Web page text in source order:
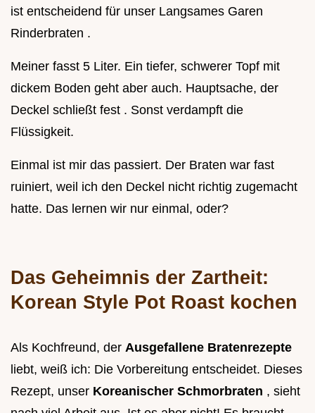
ist entscheidend für unser Langsames Garen
Rinderbraten .
Meiner fasst 5 Liter. Ein tiefer, schwerer Topf mit
dickem Boden geht aber auch. Hauptsache, der
Deckel schließt fest . Sonst verdampft die
Flüssigkeit.
Einmal ist mir das passiert. Der Braten war fast
ruiniert, weil ich den Deckel nicht richtig zugemacht
hatte. Das lernen wir nur einmal, oder?
Das Geheimnis der Zartheit:
Korean Style Pot Roast kochen
Als Kochfreund, der Ausgefallene Bratenrezepte
liebt, weiß ich: Die Vorbereitung entscheidet. Dieses
Rezept, unser Koreanischer Schmorbraten , sieht